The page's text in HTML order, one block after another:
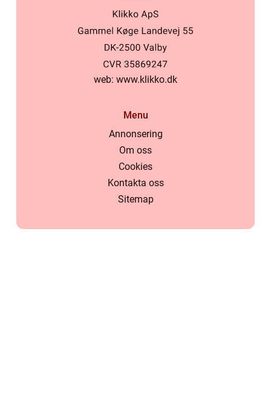
web: www.klikko.dk
Menu
Annonsering
Om oss
Cookies
Kontakta oss
Sitemap